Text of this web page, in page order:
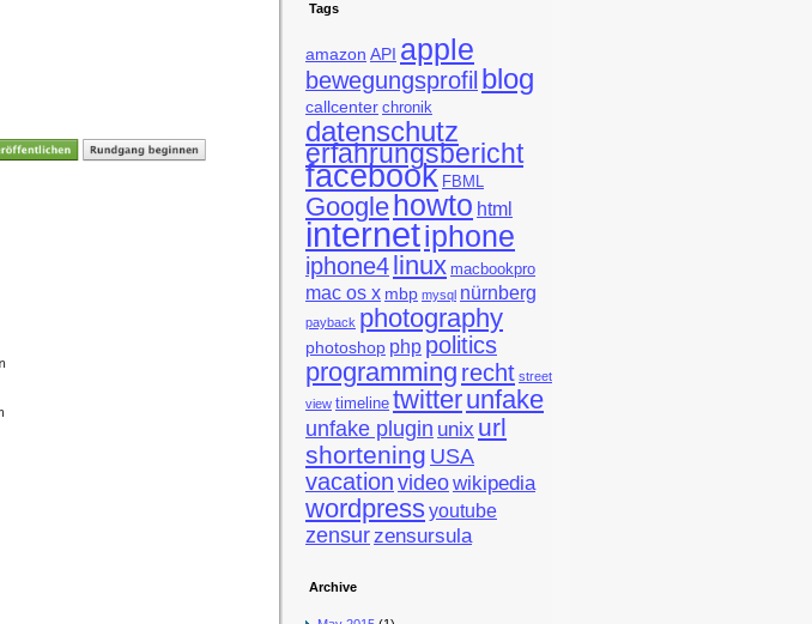
Tags
amazon API apple
bewegungsprofil blog
callcenter chronik
datenschutz
erfahrungsbericht
facebook FBML
Google howto html
internetiphone
iphone4linux macbookpro
mac os x mbp mysql nürnberg
payback photography
photoshop php politics
programming recht street
view timeline twitterunfake
unfake plugin unix url
shortening USA
vacation videowikipedia
wordpressyoutube
zensurzensursula
Archive